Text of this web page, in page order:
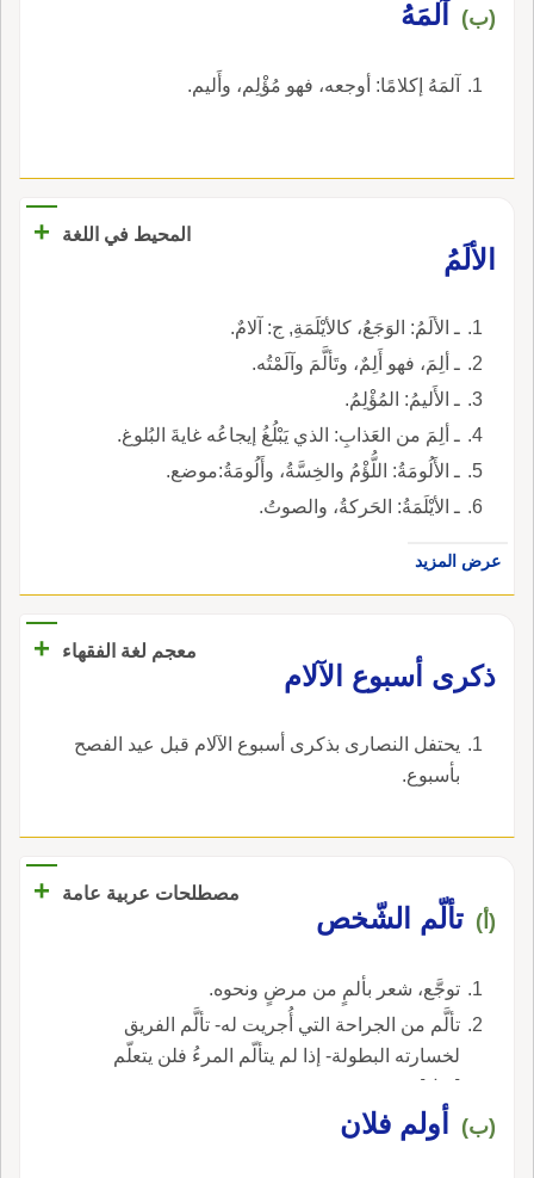
(ب) آلمَهُ
آلمَهُ إكلامًا: أوجعه، فهو مُؤْلِم، وأَليم.
المحيط في اللغة
+
الألَمُ
ـ الألَمُ: الوَجَعُ، كالأيْلَمَةِ, ج: آلامٌ.
ـ ألِمَ، فهو أَلِمٌ، وتَألَّمَ وآلَمْتُه.
ـ الأَليمُ: المُؤْلِمُ.
ـ ألِمَ من العَذابِ: الذي يَبْلُغُ إيجاعُه غايةَ البُلوغ.
ـ الأَلُومَةُ: اللُّؤْمُ والخِسَّةُ، وأَلُومَةُ:موضع.
ـ الأيْلَمَةُ: الحَركةُ، والصوتُ.
عرض المزيد
معجم لغة الفقهاء
+
‏ذكرى أسبوع الآلام‏
‏يحتفل النصارى بذكرى أسبوع الآلام قبل عيد الفصح
بأسبوع‏.
مصطلحات عربية عامة +
(أ) تألّم الشّخص
توجَّع، شعر بألمٍ من مرضٍ ونحوه.
تألَّم من الجراحة التي أُجريت له- تألَّم الفريق
لخسارته البطولة- إذا لم يتألّم المرءُ فلن يتعلّم
[مثل].
(ب) أولم فلان